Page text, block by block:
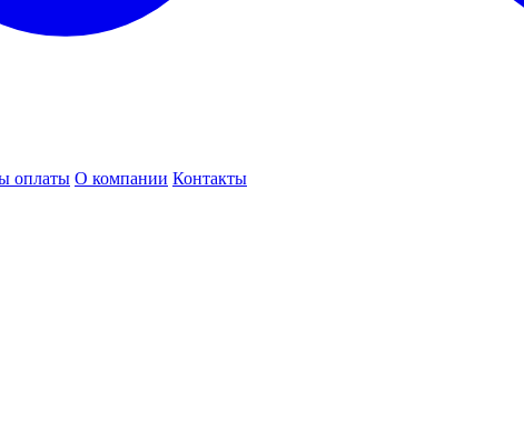
оплаты О компании Контакты